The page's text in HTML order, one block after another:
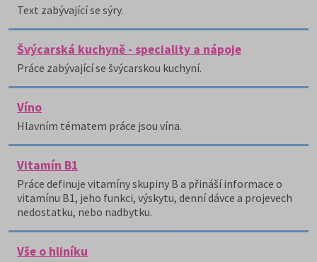
Text zabývající se sýry.
Švýcarská kuchyně - speciality a nápoje
Práce zabývající se švýcarskou kuchyní.
Víno
Hlavním tématem práce jsou vína.
Vitamín B1
Práce definuje vitamíny skupiny B a přináší informace o
vitamínu B1, jeho funkci, výskytu, denní dávce a projevech
nedostatku, nebo nadbytku.
Vše o hliníku